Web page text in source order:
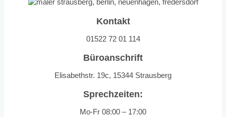
Kontakt
01522 72 01 114
Büroanschrift
Elisabethstr. 19c, 15344 Strausberg
Sprechzeiten:
Mo-Fr 08:00 – 17:00